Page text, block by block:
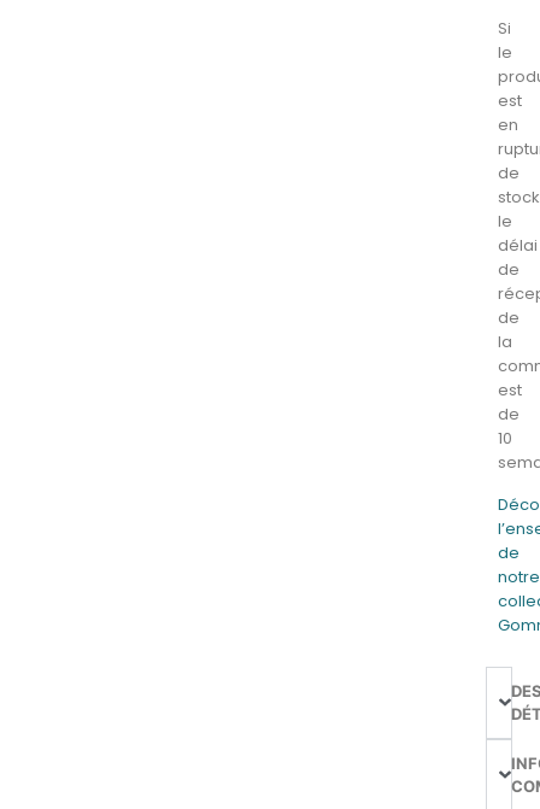
Si
le
est
en
de
le
délai
de
de
la
est
de
10
de
notre